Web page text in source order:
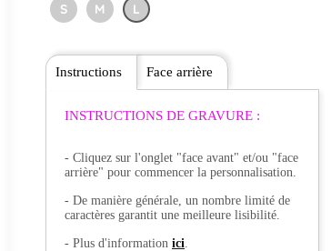
S M L
Instructions
INSTRUCTIONS DE GRAVURE :
- Cliquez sur l'onglet "face avant" et/ou "face
arrière" pour commencer la personnalisation.
- De manière générale, un nombre limité de
caractères garantit une meilleure lisibilité.
- Plus d'information ici.
Face arrière